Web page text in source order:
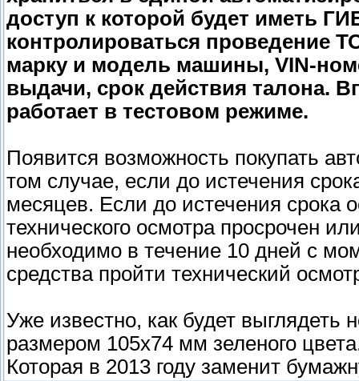
доступ к которой будет иметь
контролироваться проведение
марку и модель машины, VIN-
выдачи, срок действия талона.
работает в тестовом режиме.
Появится возможность покупать
том случае, если до истечения
месяцев. Если до истечения срока
технического осмотра просрочен
необходимо в течение 10 дней с
средства пройти технический
Уже известно, как будет выглядеть
размером 105х74 мм зеленого
Которая в 2013 году заменит